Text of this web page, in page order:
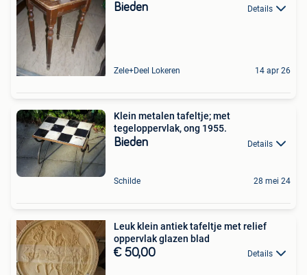
Bieden Details
Zele+Deel Lokeren 14 apr 26
Klein metalen tafeltje; met
tegeloppervlak, ong 1955.
Bieden Details
Schilde 28 mei 24
Leuk klein antiek tafeltje met relief
oppervlak glazen blad
€ 50,00 Details